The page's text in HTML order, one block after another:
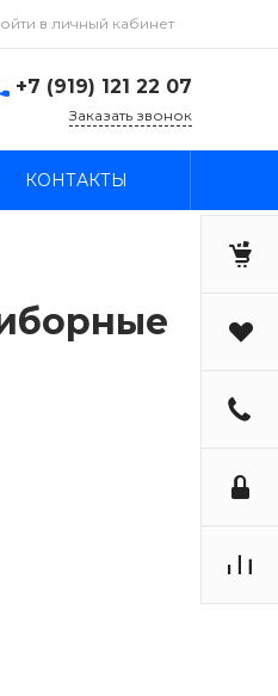
в личный кабинет
+7 (919) 121 22 07
Заказать звонок
КОНТАКТЫ